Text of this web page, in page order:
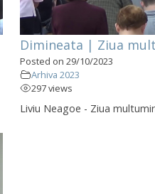
Dimineata | Ziua
Posted on 29/10/2023
Arhiva 2023
297 views
Liviu Neagoe - Ziua